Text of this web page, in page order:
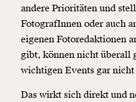
andere Prioritäten und
FotografInnen oder auch
eigenen Fotoredaktionen
gibt, können nicht überall
wichtigen Events gar nicht
Das wirkt sich direkt und